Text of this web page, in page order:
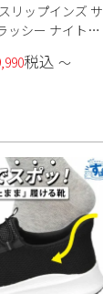
リップインズ サ
ッシー ナイト
税込 〜